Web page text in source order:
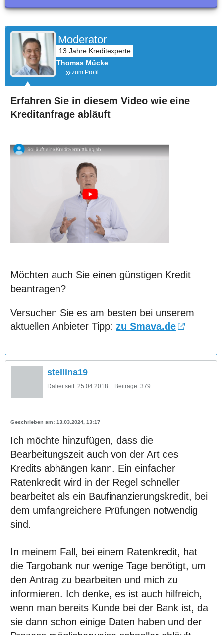
Moderator
Thomas Mücke
zum Profil
Erfahren Sie in diesem Video wie eine
Kreditanfrage abläuft
Möchten auch Sie einen günstigen Kredit
beantragen?
Versuchen Sie es am besten bei unserem
aktuellen Anbieter Tipp: zu Smava.de
stellina19
Dabei seit: 25.04.2018 Beiträge: 379
13.03.2024, 13:17
Ich möchte hinzufügen, dass die
Bearbeitungszeit auch von der Art des
Kredits abhängen kann. Ein einfacher
Ratenkredit wird in der Regel schneller
bearbeitet als ein Baufinanzierungskredit, bei
dem umfangreichere Prüfungen notwendig
sind.
In meinem Fall, bei einem Ratenkredit, hat
die Targobank nur wenige Tage benötigt, um
den Antrag zu bearbeiten und mich zu
informieren. Ich denke, es ist auch hilfreich,
wenn man bereits Kunde bei der Bank ist, da
sie dann schon einige Daten haben und der